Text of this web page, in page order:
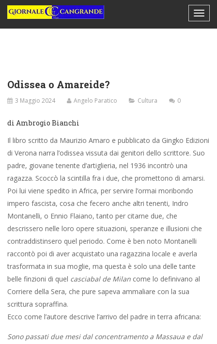
Odissea o Amareide?
3 Maggio 2024 Angelo Paratico Cultura 0
di Ambrogio Bianchi
Il libro scritto da Maurizio Amaro e pubblicato da Gingko Edizioni
di Verona narra l’odissea vissuta dai genitori dello scrittore. Suo
padre, giovane tenente d’artiglieria, nel 1936 incontrò una
ragazza. Scoccò la scintilla fra i due, che promettono di amarsi.
Poi lui viene spedito in Africa, per servire l’ormai moribondo
impero fascista, cosa che fecero anche altri tenenti, Indro
Montanelli, o Ennio Flaiano, tanto per citarne due, che
descrissero nelle loro opere situazioni, speranze e illusioni che
contraddistinsero quel periodo. Come è ben noto Montanelli
raccontò poi di aver acquistato una ragazzina locale e averla
trasformata in sua moglie, ma questa è solo una delle tante
belle finzioni di quel casciabal de Milan come lo definivano al
Corriere della Sera, che pure sapeva ammaliare con la sua
scrittura sopraffina.
Ecco come l’autore descrive l’arrivo del padre in terra africana:
Sono passati due mesi dal concentramento a Massaua e dal